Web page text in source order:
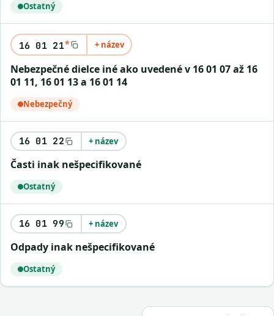
Ostatný
16 01 21* + název
nebezpečné dielce iné ako uvedené v 16 01 07 až 16
01 11, 16 01 13 a 16 01 14
Nebezpečný
16 01 22 + název
časti inak nešpecifikované
Ostatný
16 01 99 + název
odpady inak nešpecifikované
Ostatný